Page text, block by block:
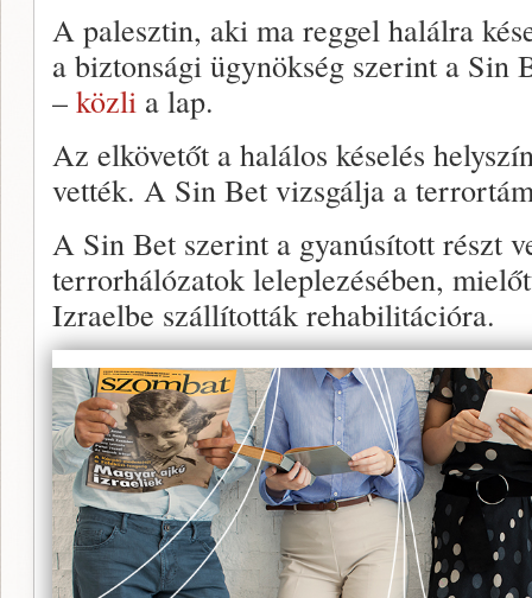
A palesztin, aki ma reggel halálra
a biztonsági ügynökség szerint a
– közli a lap.
Az elkövetőt a halálos késelés
vették. A Sin Bet vizsgálja a
A Sin Bet szerint a gyanúsított részt
terrorhálózatok leleplezésében,
Izraelbe szállították rehabilitációra.